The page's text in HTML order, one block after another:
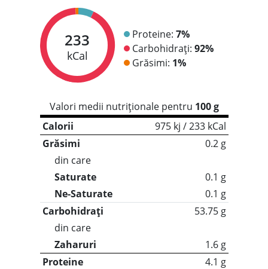
233
kCal
Proteine: 7%
Carbohidrați: 92%
Grăsimi: 1%
Valori medii nutriționale pentru 100 g
Calorii
975 kj / 233 kCal
Grăsimi
0.2 g
din care
Saturate
0.1 g
Ne-Saturate
0.1 g
Carbohidrați
53.75 g
din care
Zaharuri
1.6 g
Proteine
4.1 g